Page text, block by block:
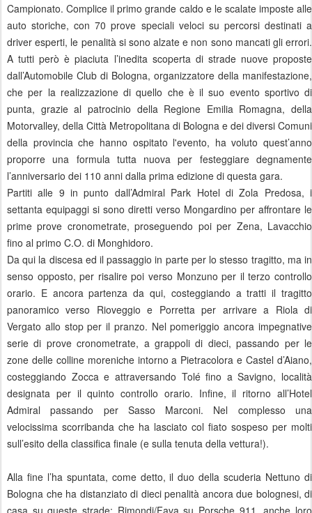
Campionato. Complice il primo grande caldo e le scalate imposte alle
auto storiche, con 70 prove speciali veloci su percorsi destinati a
driver esperti, le penalità si sono alzate e non sono mancati gli errori.
A tutti però è piaciuta l’inedita scoperta di strade nuove proposte
dall’Automobile Club di Bologna, organizzatore della manifestazione,
che per la realizzazione di quello che è il suo evento sportivo di
punta, grazie al patrocinio della Regione Emilia Romagna, della
Motorvalley, della Città Metropolitana di Bologna e dei diversi Comuni
della provincia che hanno ospitato l'evento, ha voluto quest’anno
proporre una formula tutta nuova per festeggiare degnamente
l’anniversario dei 110 anni dalla prima edizione di questa gara.
Partiti alle 9 in punto dall’Admiral Park Hotel di Zola Predosa, i
settanta equipaggi si sono diretti verso Mongardino per affrontare le
prime prove cronometrate, proseguendo poi per Zena, Lavacchio
fino al primo C.O. di Monghidoro.
Da qui la discesa ed il passaggio in parte per lo stesso tragitto, ma in
senso opposto, per risalire poi verso Monzuno per il terzo controllo
orario. E ancora partenza da qui, costeggiando a tratti il tragitto
panoramico verso Rioveggio e Porretta per arrivare a Riola di
Vergato allo stop per il pranzo. Nel pomeriggio ancora impegnative
serie di prove cronometrate, a grappoli di dieci, passando per le
zone delle colline moreniche intorno a Pietracolora e Castel d’Aiano,
costeggiando Zocca e attraversando Tolé fino a Savigno, località
designata per il quinto controllo orario. Infine, il ritorno all’Hotel
Admiral passando per Sasso Marconi. Nel complesso una
velocissima scorribanda che ha lasciato col fiato sospeso per molti
sull’esito della classifica finale (e sulla tenuta della vettura!).
Alla fine l’ha spuntata, come detto, il duo della scuderia Nettuno di
Bologna che ha distanziato di dieci penalità ancora due bolognesi, di
casa su queste strade: Rimondi/Fava su Porsche 911, anche loro